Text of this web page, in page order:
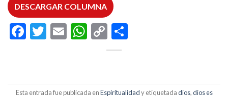
DESCARGAR COLUMNA
Facebook
Twitter
EmailWhatsApp
Copy
Link
Esta entrada fue publicada enEspiritualidady etiquetadadios,dios es